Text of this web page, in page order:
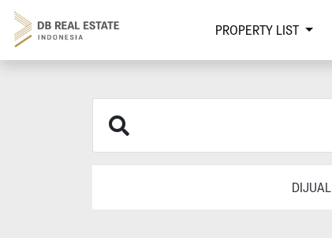
PROPERTY LIST
DIJUAL